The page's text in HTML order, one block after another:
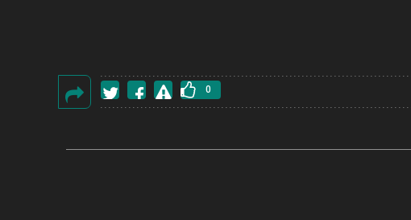
گزارش
0